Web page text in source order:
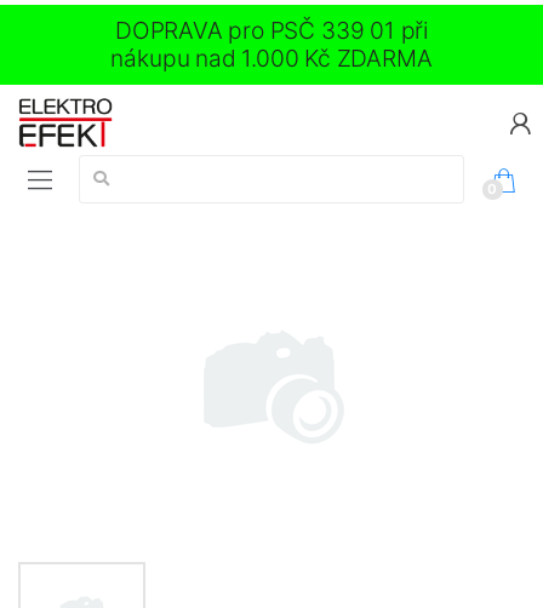
DOPRAVA pro PSČ 339 01 při
nákupu nad 1.000 Kč ZDARMA
Vyhledávání:
0